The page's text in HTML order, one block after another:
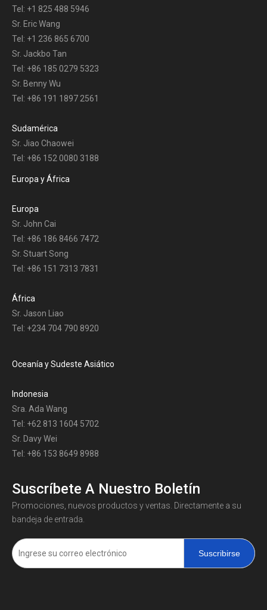
Tel: +1 825 488 5946
Sr. Eric Wang
Tel: +1 236 865 6700
Sr. Jackbo Tan
Tel: +86 185 0279 5323
Sr. Benny Wu
Tel: +86 191 1897 2561
Sudamérica
Sr. Jiao Chaowei
Tel: +86 152 0080 3188
Europa y África
Europa
Sr. John Cai
Tel: +86 186 8466 7472
Sr. Stuart Song
Tel: +86 151 7313 7831
África
Sr. Jason Liao
Tel: +234 704 790 8920
Oceanía y Sudeste Asiático
Indonesia
Sra. Ada Wang
Tel: +62 813 1604 5702
Sr. Davy Wei
Tel: +86 153 8649 8988
Suscríbete A Nuestro Boletín
Promociones, nuevos productos y ventas. Directamente a su
bandeja de entrada.
Suscribirse